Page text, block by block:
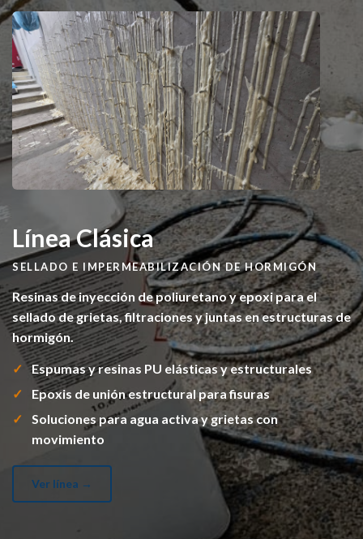
Línea Clásica
SELLADO E IMPERMEABILIZACIÓN DE HORMIGÓN
Resinas de inyección de poliuretano y epoxi para el
sellado de grietas, filtraciones y juntas en estructuras de
hormigón.
Espumas y resinas PU elásticas y estructurales
Epoxis de unión estructural para fisuras
Soluciones para agua activa y grietas con
movimiento
Ver línea →